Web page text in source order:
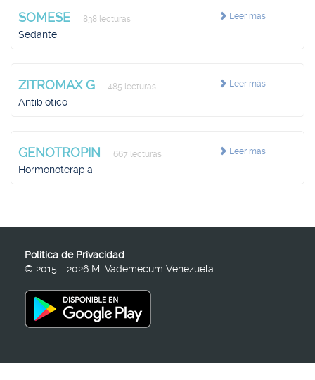
Leer más
SOMESE 838 lecturas
Sedante
Leer más
ZITROMAX G 485 lecturas
Antibiótico
Leer más
GENOTROPIN 667 lecturas
Hormonoterapia
Política de Privacidad
© 2015 - 2026 Mi Vademecum Venezuela